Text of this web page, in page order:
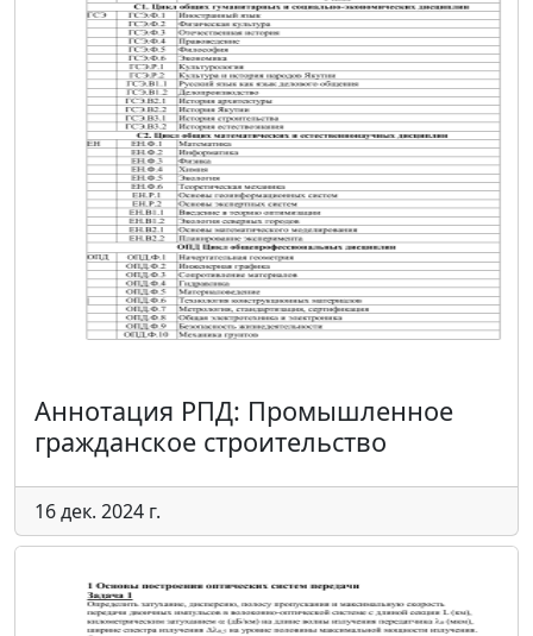
Аннотация РПД: Промышленное
гражданское строительство
16 дек. 2024 г.